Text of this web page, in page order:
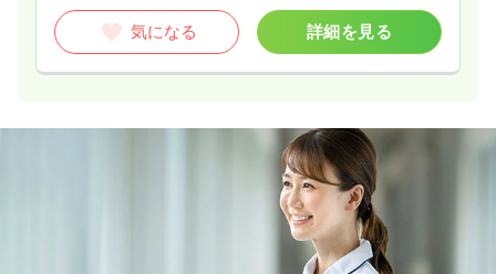
気になる 詳細を見る